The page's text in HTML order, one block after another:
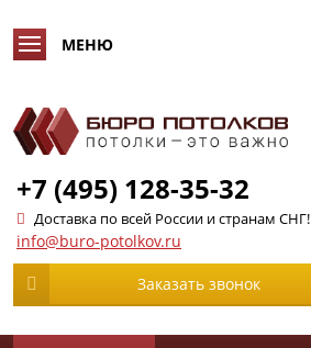
+7 (495) 128-35-32
Доставка по всей России и странам СНГ!
info@buro-potolkov.ru
Заказать звонок